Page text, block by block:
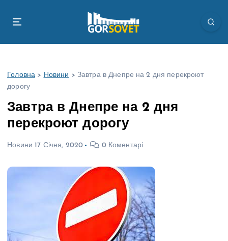
Головна > Новини > Завтра в Днепре на 2 дня перекроют
дорогу
Завтра в Днепре на 2 дня
перекроют дорогу
Новини 17 Січня, 2020 0 Коментарі